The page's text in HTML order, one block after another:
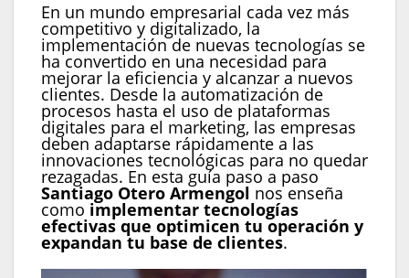
En un mundo empresarial cada vez más
competitivo y digitalizado, la
implementación de nuevas tecnologías se
ha convertido en una necesidad para
mejorar la eficiencia y alcanzar a nuevos
clientes. Desde la automatización de
procesos hasta el uso de plataformas
digitales para el marketing, las empresas
deben adaptarse rápidamente a las
innovaciones tecnológicas para no quedar
rezagadas. En esta guía paso a paso
Santiago Otero Armengol nos enseña
como implementar tecnologías
efectivas que optimicen tu operación y
expandan tu base de clientes.